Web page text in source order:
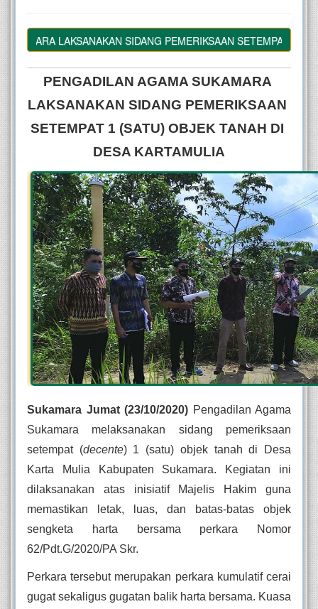
LAKSANAKAN SIDANG PEMERIKSAAN SETEMPAT 1 (SATU)
PENGADILAN AGAMA SUKAMARA
LAKSANAKAN SIDANG PEMERIKSAAN
SETEMPAT 1 (SATU) OBJEK TANAH DI
DESA KARTAMULIA
Sukamara Jumat (23/10/2020) Pengadilan Agama
Sukamara melaksanakan sidang pemeriksaan
setempat (decente) 1 (satu) objek tanah di Desa
Karta Mulia Kabupaten Sukamara. Kegiatan ini
dilaksanakan atas inisiatif Majelis Hakim guna
memastikan letak, luas, dan batas-batas objek
sengketa harta bersama perkara Nomor
62/Pdt.G/2020/PA Skr.
Perkara tersebut merupakan perkara kumulatif cerai
gugat sekaligus gugatan balik harta bersama. Kuasa